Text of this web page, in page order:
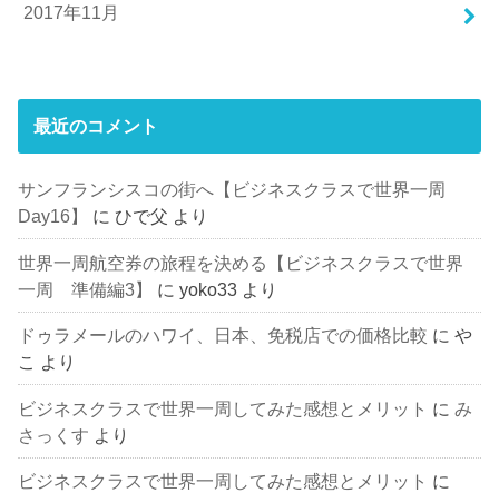
2017年11月
最近のコメント
サンフランシスコの街へ【ビジネスクラスで世界一周
Day16】
に ひで父 より
世界一周航空券の旅程を決める【ビジネスクラスで世界
一周 準備編3】
にyoko33 より
ドゥラメールのハワイ、日本、免税店での価格比較 にや
こ より
ビジネスクラスで世界一周してみた感想とメリット に み
さっくす より
ビジネスクラスで世界一周してみた感想とメリット に